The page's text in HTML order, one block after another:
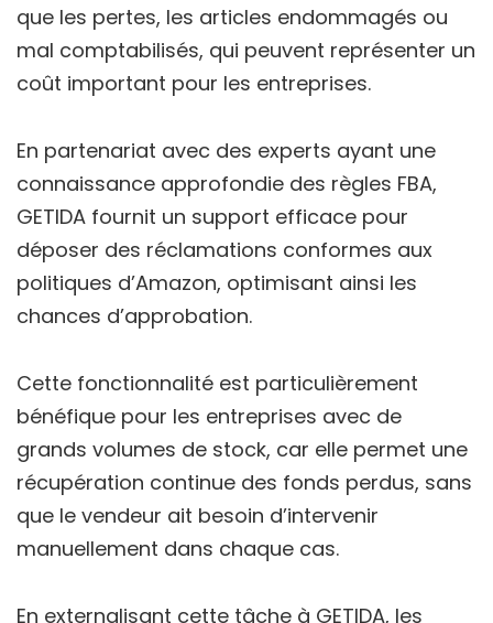
que les pertes, les articles endommagés ou
mal comptabilisés, qui peuvent représenter un
coût important pour les entreprises.
En partenariat avec des experts ayant une
connaissance approfondie des règles FBA,
GETIDA fournit un support efficace pour
déposer des réclamations conformes aux
politiques d’Amazon, optimisant ainsi les
chances d’approbation.
Cette fonctionnalité est particulièrement
bénéfique pour les entreprises avec de
grands volumes de stock, car elle permet une
récupération continue des fonds perdus, sans
que le vendeur ait besoin d’intervenir
manuellement dans chaque cas.
En externalisant cette tâche à GETIDA, les